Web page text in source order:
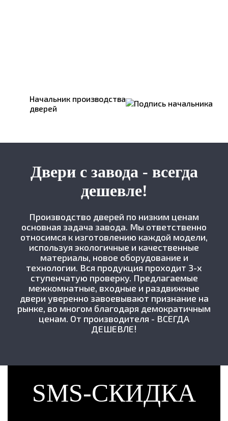
Начальник производства
дверей
Двери с завода - всегда
дешевле!
Производство дверей по низким ценам
основная задача завода. Мы ответственно
относимся к изготовлению каждой модели,
используя экологичные и качественные
материалы, новое оборудование и
технологии. Вся продукция проходит 3-х
ступенчатую проверку. Предлагаемые
межкомнатные, входные и раздвижные
двери уверенно завоевывают признание на
рынке, во многом благодаря демократичным
ценам. От производителя - ВСЕГДА
ДЕШЕВЛЕ!
SMS-СКИДКА